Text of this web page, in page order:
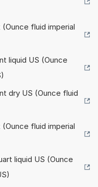
fluid imperial
liquid US (Ounce
dry US (Ounce fluid
fluid imperial
liquid US (Ounce